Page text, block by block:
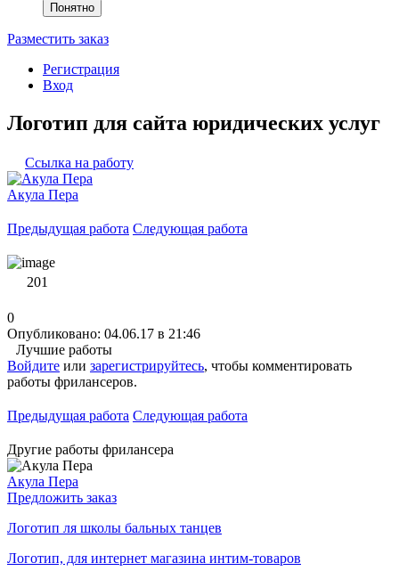
Понятно
Разместить заказ
Регистрация
Вход
Логотип для сайта юридических услуг
Ссылка на работу
Акула Пера
Предыдущая работа Следующая работа
201
0
Опубликовано: 04.06.17 в 21:46
Лучшие работы
Войдите или зарегистрируйтесь, чтобы комментировать
работы фрилансеров.
Предыдущая работа Следующая работа
Другие работы фрилансера
Акула Пера
Предложить заказ
Логотип ля школы бальных танцев
Логотип, для интернет магазина интим-товаров